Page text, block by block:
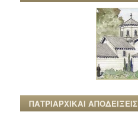
ΠΑΤΡΙΑΡΧΙΚΑΙ ΑΠΟΔΕΙΞΕΙΣ